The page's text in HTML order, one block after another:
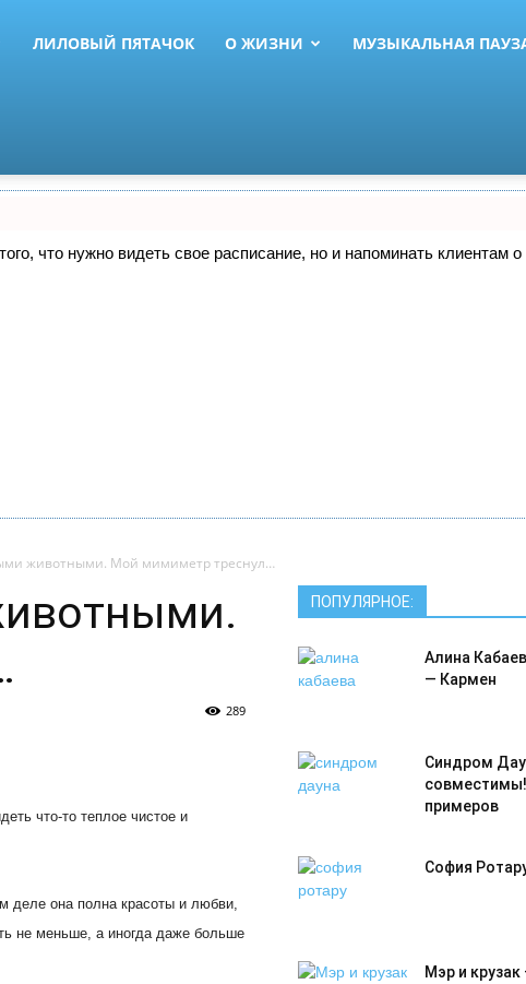
ЛИЛОВЫЙ ПЯТАЧОК О ЖИЗНИ МУЗЫКАЛЬНАЯ
что нужно видеть свое расписание, но и напоминать
животными. Мой мимиметр треснул…
289
что-то теплое чистое и
деле она полна красоты и любви,
не меньше, а иногда даже больше
ПОПУЛЯРНОЕ:
Алина
— Кармен
Синдром
примеров
София
Мэр и